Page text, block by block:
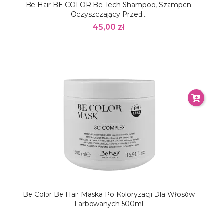
Be Hair BE COLOR Be Tech Shampoo, Szampon
Oczyszczający Przed...
45,00 zł
Be Color Be Hair Maska Po Koloryzacji Dla Włosów
Farbowanych 500ml